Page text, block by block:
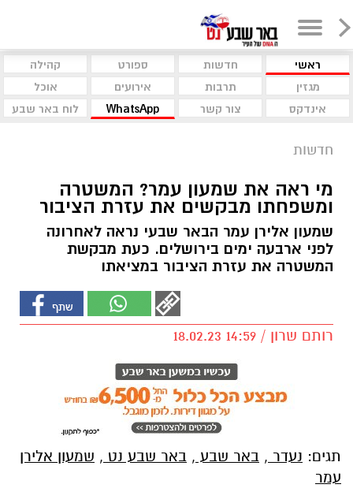
ראשי חדשות ספורט
קהילה
מגזין
תרבות אירועים
אוכל
אינדקס
צור קשר WhatsApp לוח באר שבע
חדשות
מי ראה את שמעון עמר? המשטרה
ומשפחתו מבקשים את עזרת הציבור
שמעון אלירן עמר הבאר שבעי נראה לאחרונה
לפני ארבעה ימים בירושלים. כעת מבקשת
המשטרה את עזרת הציבור במציאתו
רותם שרון / 14:59 18.02.23
באר שבע, באר שבע נט